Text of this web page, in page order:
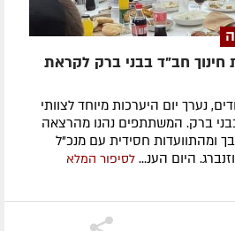
חינוך חב"ד בבני ברק לקראת
נערך יום היערכות מיוחד לצוותי
ברק. המשתתפים נהנו מהרצאה
ומהתוועדות חסידית עם מנכ"ל
היום הענ... לסיפור המלא